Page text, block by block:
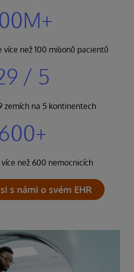
více než 100 milionů pacientů
/ 5
zemích na 5 kontinentech
více než 600 nemocnicích
s námi o svém EHR